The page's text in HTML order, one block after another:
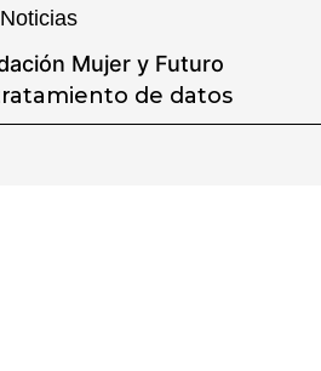
Noticias
Mujer y Futuro
de datos